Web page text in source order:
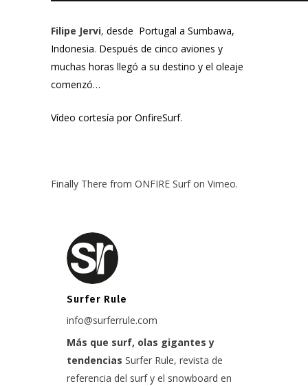
Filipe Jervi, desde Portugal a Sumbawa,
Indonesia. Después de cinco aviones y
muchas horas llegó a su destino y el oleaje
comenzó…
Vídeo cortesía por OnfireSurf.
Finally There from ONFIRE Surfon Vimeo.
Surfer Rule
info@surferrule.com
Más que surf, olas gigantes y
tendencias Surfer Rule, revista de
referencia del surf y el snowboard en